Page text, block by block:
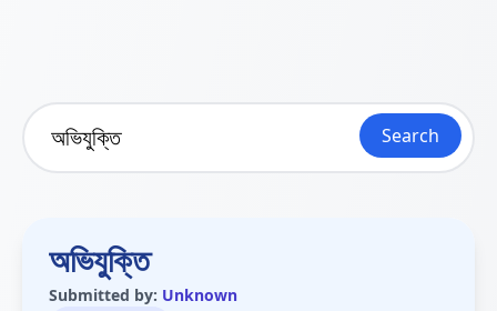
Search
অভিযুক্তি
Submitted by: Unknown